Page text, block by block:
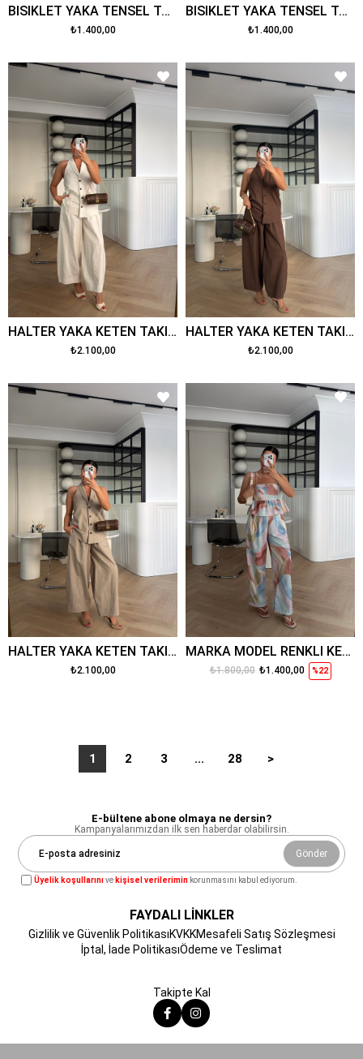
BİSİKLET YAKA TENSEL TAKIM KAHVE
₺1.400,00
BİSİKLET YAKA TENSEL TAKIM LACİVERT
₺1.400,00
HALTER YAKA KETEN TAKIM BEYAZ
₺2.100,00
HALTER YAKA KETEN TAKIM KAHVE
₺2.100,00
HALTER YAKA KETEN TAKIM BEJ
₺2.100,00
MARKA MODEL RENKLİ KETEN BLUZ PANTOLON TAKIM
%22
₺1.400,00
₺1.800,00
1 2 3 ... 28 >
E-bültene abone olmaya ne dersin?
Kampanyalarımızdan ilk sen haberdar olabilirsin.
Gönder
Üyelik koşullarınıve kişisel verilerimin korunmasını kabul ediyorum.
FAYDALI LİNKLER
Gizlilik ve Güvenlik PolitikasıKVKKMesafeli Satış Sözleşmesi
İptal, İade PolitikasıÖdeme ve Teslimat
Takipte Kal